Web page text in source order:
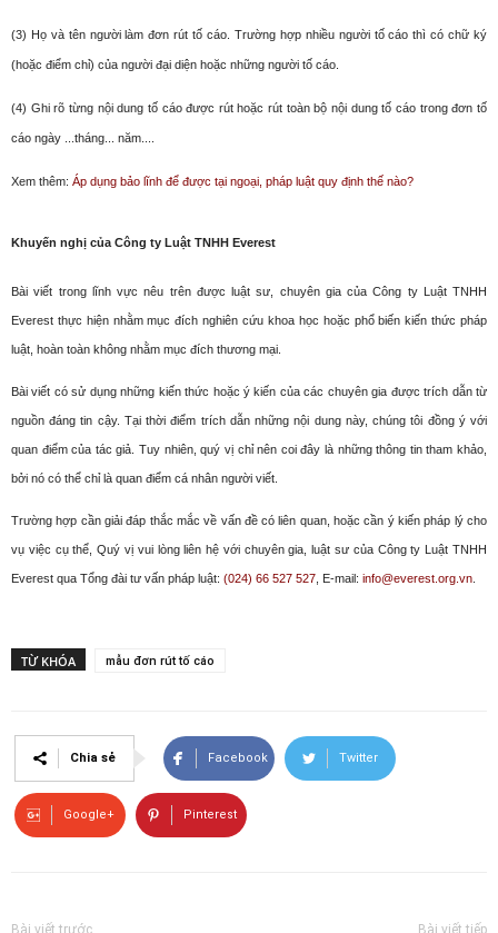
(3) Họ và tên người làm đơn rút tố cáo. Trường hợp nhiều người tố cáo thì có chữ ký
(hoặc điểm chỉ) của người đại diện hoặc những người tố cáo.
(4) Ghi rõ từng nội dung tố cáo được rút hoặc rút toàn bộ nội dung tố cáo trong đơn tố
cáo ngày ...tháng... năm....
Xem thêm: Áp dụng bảo lĩnh để được tại ngoại, pháp luật quy định thế nào?
Khuyến nghị của Công ty Luật TNHH Everest
Bài viết trong lĩnh vực nêu trên được luật sư, chuyên gia của Công ty Luật TNHH
Everest thực hiện nhằm mục đích nghiên cứu khoa học hoặc phổ biến kiến thức pháp
luật, hoàn toàn không nhằm mục đích thương mại.
Bài viết có sử dụng những kiến thức hoặc ý kiến của các chuyên gia được trích dẫn từ
nguồn đáng tin cậy. Tại thời điểm trích dẫn những nội dung này, chúng tôi đồng ý với
quan điểm của tác giả. Tuy nhiên, quý vị chỉ nên coi đây là những thông tin tham khảo,
bởi nó có thể chỉ là quan điểm cá nhân người viết.
Trường hợp cần giải đáp thắc mắc về vấn đề có liên quan, hoặc cần ý kiến pháp lý cho
vụ việc cụ thể, Quý vị vui lòng liên hệ với chuyên gia, luật sư của Công ty Luật TNHH
Everest qua Tổng đài tư vấn pháp luật: (024) 66 527 527, E-mail: info@everest.org.vn.
TỪ KHÓA mẫu đơn rút tố cáo
Chia sẻ Facebook Twitter
Google+ Pinterest